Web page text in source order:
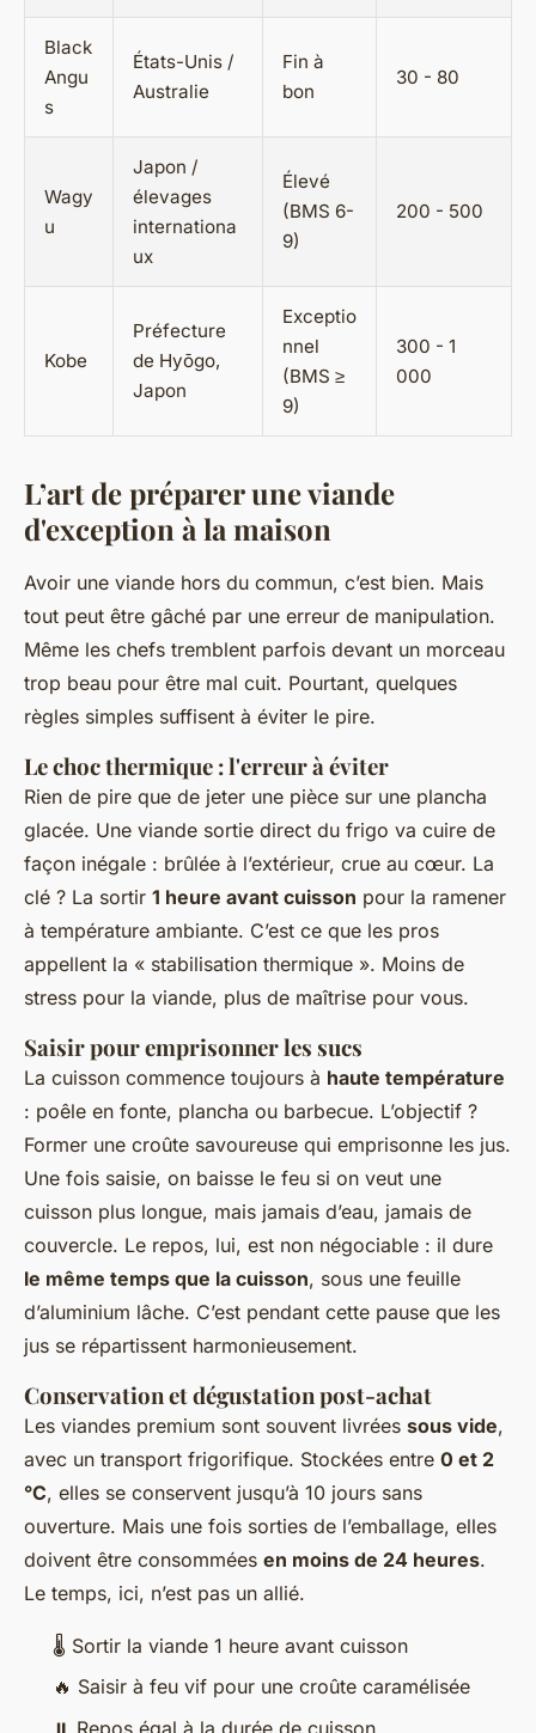
Black
Angu
s
États-Unis /
Australie
Fin à
bon
30 - 80
Wagy
u
Japon /
élevages
internationa
ux
Élevé
(BMS 6-
9)
200 - 500
Kobe
Préfecture
de Hyōgo,
Japon
Exceptio
nnel
(BMS ≥
9)
300 - 1
000
L’art de préparer une viande
d'exception à la maison
Avoir une viande hors du commun, c’est bien. Mais
tout peut être gâché par une erreur de manipulation.
Même les chefs tremblent parfois devant un morceau
trop beau pour être mal cuit. Pourtant, quelques
règles simples suffisent à éviter le pire.
Le choc thermique : l'erreur à éviter
Rien de pire que de jeter une pièce sur une plancha
glacée. Une viande sortie direct du frigo va cuire de
façon inégale : brûlée à l’extérieur, crue au cœur. La
clé ? La sortir 1 heure avant cuisson pour la ramener
à température ambiante. C’est ce que les pros
appellent la « stabilisation thermique ». Moins de
stress pour la viande, plus de maîtrise pour vous.
Saisir pour emprisonner les sucs
La cuisson commence toujours à haute température
: poêle en fonte, plancha ou barbecue. L’objectif ?
Former une croûte savoureuse qui emprisonne les jus.
Une fois saisie, on baisse le feu si on veut une
cuisson plus longue, mais jamais d’eau, jamais de
couvercle. Le repos, lui, est non négociable : il dure
le même temps que la cuisson, sous une feuille
d’aluminium lâche. C’est pendant cette pause que les
jus se répartissent harmonieusement.
Conservation et dégustation post-achat
Les viandes premium sont souvent livrées sous vide,
avec un transport frigorifique. Stockées entre 0 et 2
°C, elles se conservent jusqu’à 10 jours sans
ouverture. Mais une fois sorties de l’emballage, elles
doivent être consommées en moins de 24 heures.
Le temps, ici, n’est pas un allié.
🌡️ Sortir la viande 1 heure avant cuisson
🔥 Saisir à feu vif pour une croûte caramélisée
⏸️ Repos égal à la durée de cuisson